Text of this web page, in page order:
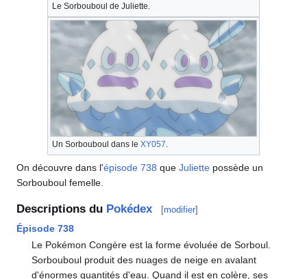
Le Sorbouboul de Juliette.
Un Sorbouboul dans le XY057
On découvre dans l'épisode 738 que Juliette possède un
Sorbouboul femelle.
Descriptions du Pokédex [modifier]
Épisode 738
Le Pokémon Congère est la forme évoluée de Sorboul.
Sorbouboul produit des nuages de neige en avalant
d'énormes quantités d'eau. Quand il est en colère, ses